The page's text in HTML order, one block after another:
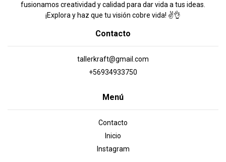
fusionamos creatividad y calidad para dar vida a tus ideas.
¡Explora y haz que tu visión cobre vida! ✌️👌
Contacto
tallerkraft@gmail.com
+56934933750
Menú
Contacto
Inicio
Instagram